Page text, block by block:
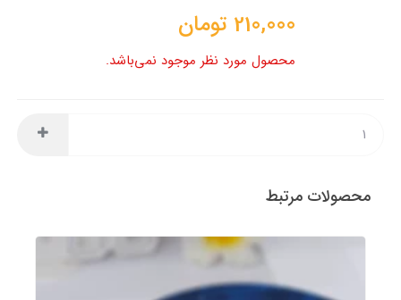
210,000 تومان
محصول مورد نظر موجود نمی‌باشد.
محصولات مرتبط